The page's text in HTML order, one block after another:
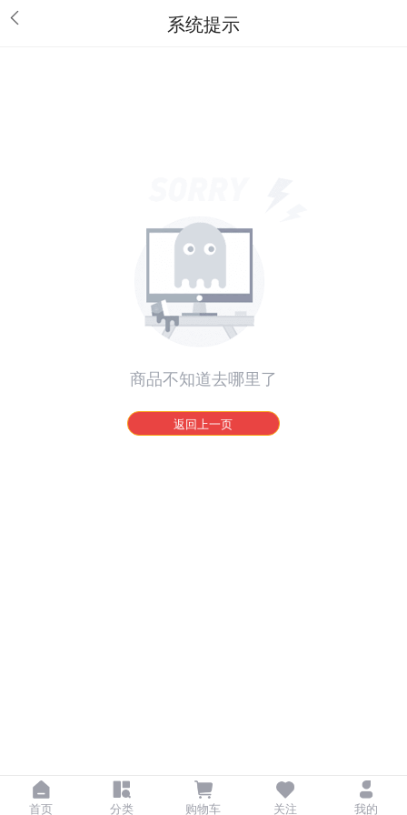
系统提示
商品不知道去哪里了
返回上一页
首页 分类 购物车 关注 我的